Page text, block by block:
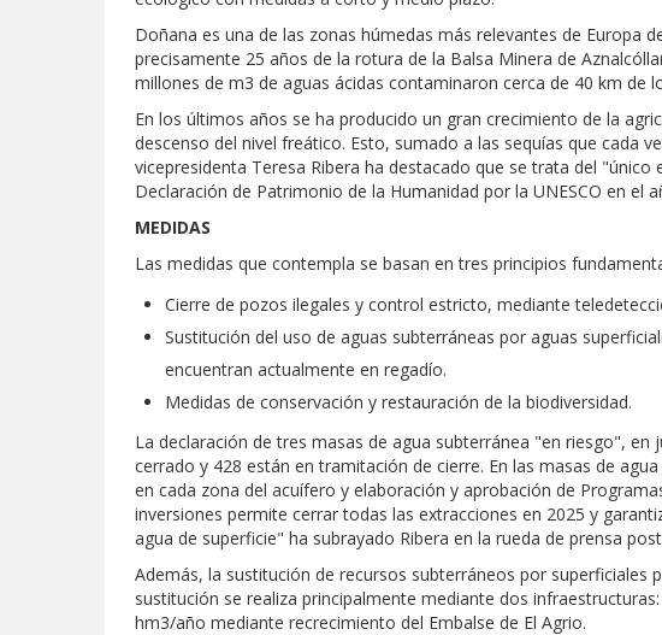
Doñana es una de las zonas húmedas más relevantes de Europa
precisamente 25 años de la rotura de la Balsa Minera de
millones de m3 de aguas ácidas contaminaron cerca de 40 km de
En los últimos años se ha producido un gran crecimiento de la
descenso del nivel freático. Esto, sumado a las sequías que cada
vicepresidenta Teresa Ribera ha destacado que se trata del
Declaración de Patrimonio de la Humanidad por la UNESCO en el
MEDIDAS
Las medidas que contempla se basan en tres principios
Cierre de pozos ilegales y control estricto, mediante
Sustitución del uso de aguas subterráneas por aguas
encuentran actualmente en regadío.
Medidas de conservación y restauración de la biodiversidad.
La declaración de tres masas de agua subterránea "en riesgo",
cerrado y 428 están en tramitación de cierre. En las masas de
en cada zona del acuífero y elaboración y aprobación de
inversiones permite cerrar todas las extracciones en 2025 y
agua de superficie" ha subrayado Ribera en la rueda de prensa
Además, la sustitución de recursos subterráneos por
sustitución se realiza principalmente mediante dos
hm3/año mediante recrecimiento del Embalse de El Agrio.